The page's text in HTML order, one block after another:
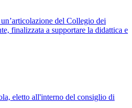
del Collegio dei
finalizzata a supportare la didattica e
eletto all'interno del consiglio di